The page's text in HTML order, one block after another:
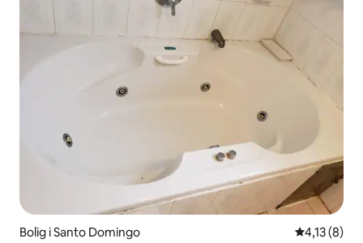
Bolig i Santo Domingo 4,13 ud af
4,13 (8)